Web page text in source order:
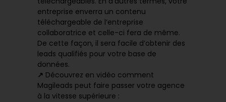
entreprise enverra un contenu
téléchargeable de l’entreprise
collaboratrice et celle-ci fera de même.
De cette façon, il sera facile d’obtenir des
leads qualifiés pour votre base de
données.
↗️ Découvrez en vidéo comment
Magileads peut faire passer votre agence
à la vitesse supérieure :